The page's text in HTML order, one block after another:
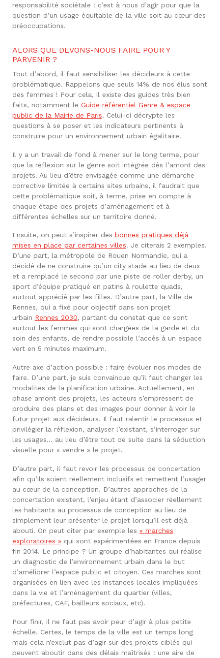
responsabilité sociétale : c’est à nous d’agir pour que la
question d’un usage équitable de la ville soit au cœur des
préoccupations.
ALORS QUE DEVONS-NOUS FAIRE POUR Y
PARVENIR ?
Tout d’abord, il faut sensibiliser les décideurs à cette
problématique. Rappelons que seuls 14% de nos élus sont
des femmes ! Pour cela, il existe des guides très bien
faits, notamment le Guide référentiel Genre & espace
public de la Mairie de Paris. Celui-ci décrypte les
questions à se poser et les indicateurs pertinents à
construire pour un environnement urbain égalitaire.
Il y a un travail de fond à mener sur le long terme, pour
que la réflexion sur le genre soit intégrée dès l’amont des
projets. Au lieu d’être envisagée comme une démarche
corrective limitée à certains sites urbains, il faudrait que
cette problématique soit, à terme, prise en compte à
chaque étape des projets d’aménagement et à
différentes échelles sur un territoire donné.
Ensuite, on peut s’inspirer des bonnes pratiques déjà
mises en place par certaines villes. Je citerais 2 exemples.
D’une part, la métropole de Rouen Normandie, qui a
décidé de ne construire qu’un city stade au lieu de deux
et a remplacé le second par une piste de roller derby, un
sport d’équipe pratiqué en patins à roulette quads,
surtout apprécié par les filles. D’autre part, la Ville de
Rennes, qui a fixé pour objectif dans son projet
urbain Rennes 2030, partant du constat que ce sont
surtout les femmes qui sont chargées de la garde et du
soin des enfants, de rendre possible l’accès à un espace
vert en 5 minutes maximum.
Autre axe d’action possible : faire évoluer nos modes de
faire. D’une part, je suis convaincue qu’il faut changer les
modalités de la planification urbaine. Actuellement, en
phase amont des projets, les acteurs s’empressent de
produire des plans et des images pour donner à voir le
futur projet aux décideurs. Il faut ralentir le processus et
privilégier la réflexion, analyser l’existant, s’interroger sur
les usages… au lieu d’être tout de suite dans la séduction
visuelle pour « vendre » le projet.
D’autre part, il faut revoir les processus de concertation
afin qu’ils soient réellement inclusifs et remettent l’usager
au cœur de la conception. D’autres approches de la
concertation existent, l’enjeu étant d’associer réellement
les habitants au processus de conception au lieu de
simplement leur présenter le projet lorsqu’il est déjà
abouti. On peut citer par exemple les « marches
exploratoires » qui sont expérimentées en France depuis
fin 2014. Le principe ? Un groupe d’habitantes qui réalise
un diagnostic de l’environnement urbain dans le but
d’améliorer l’espace public et citoyen. Ces marches sont
organisées en lien avec les instances locales impliquées
dans la vie et l’aménagement du quartier (villes,
préfectures, CAF, bailleurs sociaux, etc).
Pour finir, il ne faut pas avoir peur d’agir à plus petite
échelle. Certes, le temps de la ville est un temps long
mais cela n’exclut pas d’agir sur des projets ciblés qui
peuvent aboutir dans des délais maîtrisés : une aire de